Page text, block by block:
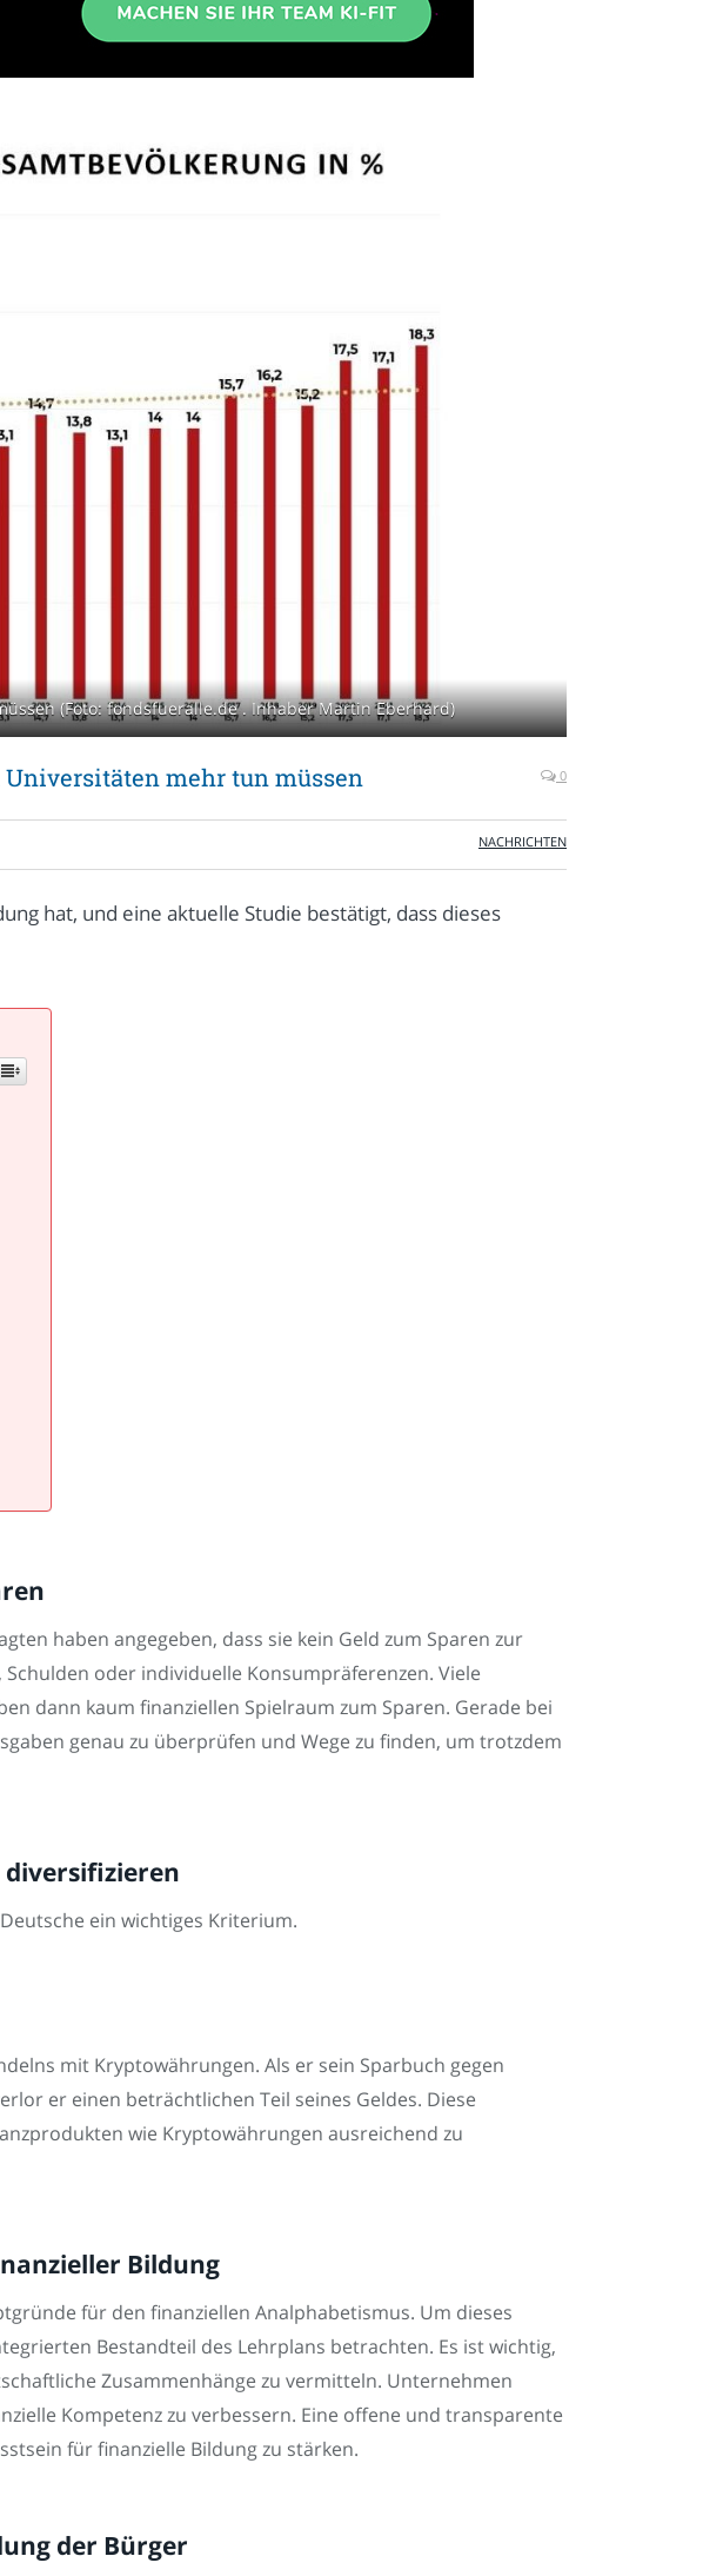
(Foto: fondsfueralle.de . Inhaber Martin Eberhard)
mehr tun müssen 0
NACHRICHTEN
hat, und eine aktuelle Studie bestätigt, dass dieses
haben angegeben, dass sie kein Geld zum Sparen zur
oder individuelle Konsumpräferenzen. Viele
dann kaum finanziellen Spielraum zum Sparen. Gerade bei
genau zu überprüfen und Wege zu finden, um trotzdem
diversifizieren
ein wichtiges Kriterium.
mit Kryptowährungen. Als er sein Sparbuch gegen
er einen beträchtlichen Teil seines Geldes. Diese
wie Kryptowährungen ausreichend zu
Bildung
für den finanziellen Analphabetismus. Um dieses
Bestandteil des Lehrplans betrachten. Es ist wichtig,
Zusammenhänge zu vermitteln. Unternehmen
Kompetenz zu verbessern. Eine offene und transparente
für finanzielle Bildung zu stärken.
der Bürger